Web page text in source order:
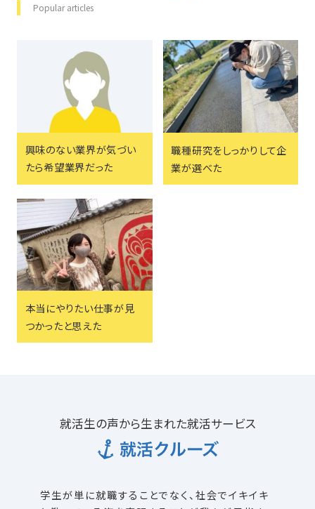
Popular articles
興味のない業界が気づい
たら希望業界だった
職種研究をしっかりして企
業が選べた
本当にやりたい仕事が見
つかったと思えた
就活生の声から生まれた就活サービス
学生が単に就職することでなく、社会でイキイキ